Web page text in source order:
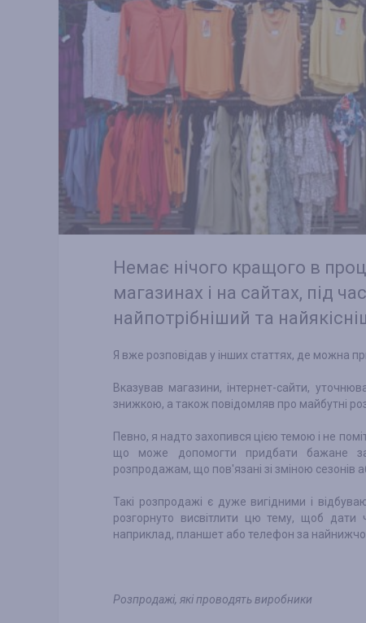
Немає нічого кращого в
магазинах і на сайтах, під
найпотрібніший та
Я вже розповідав у інших статтях, де можна
Вказував магазини, інтернет-сайти,
знижкою, а також повідомляв про майбутні
Певно, я надто захопився цією темою і не
що може допомогти придбати бажане
розпродажам, що пов'язані зі зміною
Такі розпродажі є дуже вигідними і
розгорнуто висвітлити цю тему, щоб дати
наприклад, планшет або телефон за
Розпродажі, які проводять виробники